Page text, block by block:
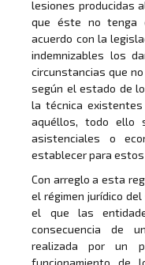
lesiones producidas
que éste no tenga
acuerdo con la
indemnizables los
circunstancias que
según el estado de
la técnica
aquéllos, todo ello
asistenciales o
establecer para
Con arreglo a esta
el régimen jurídico
el que las
consecuencia de
realizada por un